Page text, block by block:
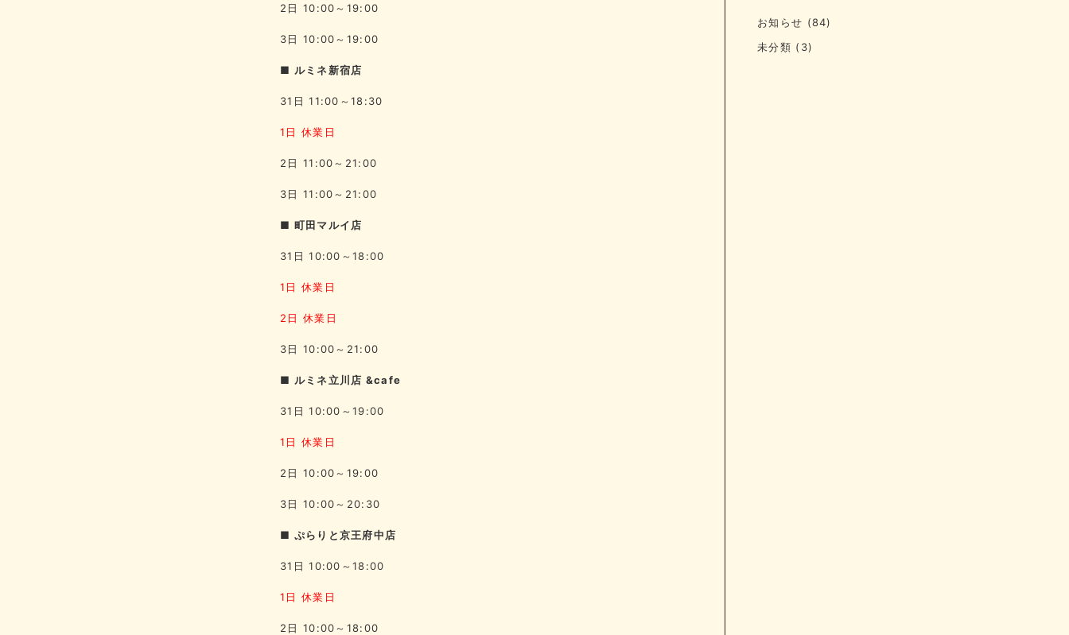
2日 10:00～19:00
3日 10:00～19:00
■ ルミネ新宿店
31日 11:00～18:30
1日 休業日
2日 11:00～21:00
3日 11:00～21:00
■ 町田マルイ店
31日 10:00～18:00
1日 休業日
2日 休業日
3日 10:00～21:00
■ ルミネ立川店 &cafe
31日 10:00～19:00
1日 休業日
2日 10:00～19:00
3日 10:00～20:30
■ ぷらりと京王府中店
31日 10:00～18:00
1日 休業日
2日 10:00～18:00
お知らせ (84)
未分類 (3)